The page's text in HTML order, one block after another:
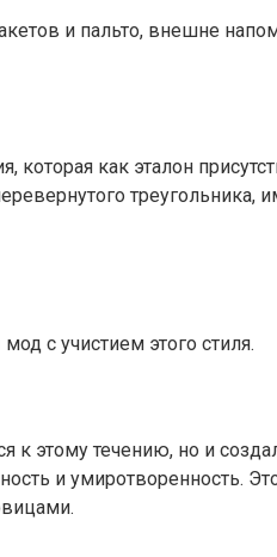
и пальто, внешне
как эталон
треугольника,
с учистием этого стиля.
этому течению, но и
и умиротворенность.